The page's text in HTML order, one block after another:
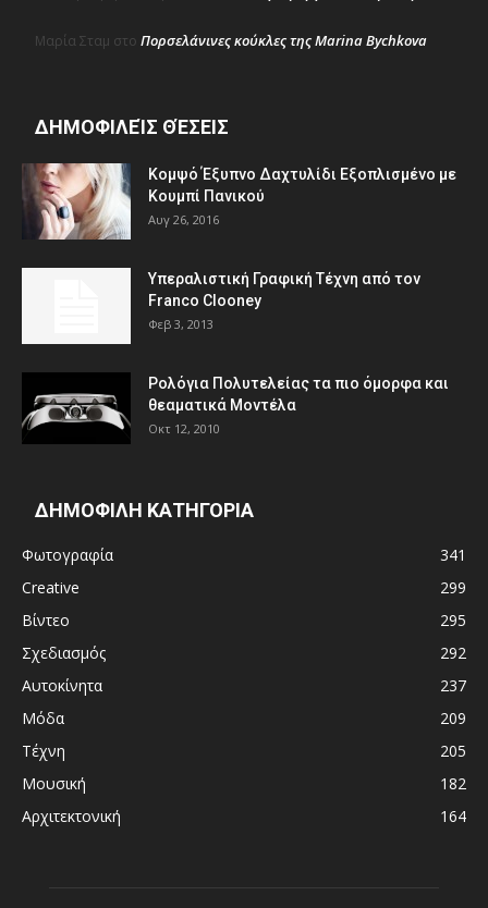
Μαρία Σταμ στο Πορσελάνινες κούκλες της Marina Bychkova
ΔΗΜΟΦΙΛΕΊΣ ΘΈΣΕΙΣ
Κομψό Έξυπνο Δαχτυλίδι Εξοπλισμένο με
Κουμπί Πανικού
Αυγ 26, 2016
Υπεραλιστική Γραφική Τέχνη από τον
Franco Clooney
Φεβ 3, 2013
Ρολόγια Πολυτελείας τα πιο όμορφα και
θεαματικά Μοντέλα
Οκτ 12, 2010
ΔΗΜΟΦΙΛΗ ΚΑΤΗΓΟΡΙΑ
Φωτογραφία
341
Creative
299
Βίντεο
295
Σχεδιασμός
292
Αυτοκίνητα
237
Μόδα
209
Τέχνη
205
Μουσική
182
Αρχιτεκτονική
164